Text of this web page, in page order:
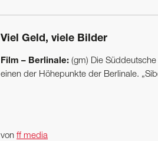
Viel Geld, viele Bilder
Film – Berlinale: (gm) Die
einen der Höhepunkte der Berlinale.
von ff media